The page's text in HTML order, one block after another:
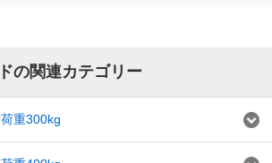
の関連カテゴリー
重300kg